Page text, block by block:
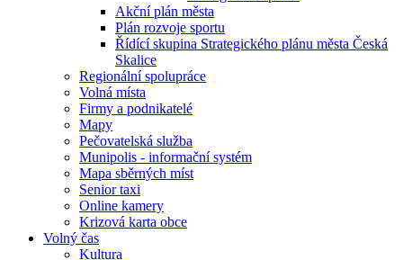
Akční plán města
Plán rozvoje sportu
Řídící skupina Strategického plánu města Česká
Skalice
Regionální spolupráce
Volná místa
Firmy a podnikatelé
Mapy
Pečovatelská služba
Munipolis - informační systém
Mapa sběrných míst
Senior taxi
Online kamery
Krizová karta obce
Volný čas
Kultura